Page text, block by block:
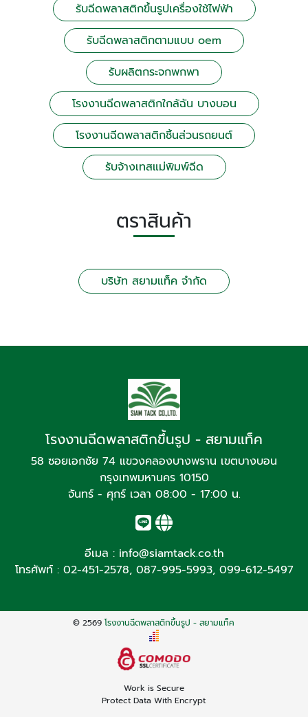
รับฉีดพลาสติกขึ้นรูปเครื่องใช้ไฟฟ้า
รับฉีดพลาสติกตามแบบ oem
รับผลิตกระจกพกพา
โรงงานฉีดพลาสติกใกล้ฉัน บางบอน
โรงงานฉีดพลาสติกชิ้นส่วนรถยนต์
รับจ้างเทสแม่พิมพ์ฉีด
ตราสินค้า
บริษัท สยามแท็ค จำกัด
โรงงานฉีดพลาสติกขึ้นรูป - สยามแท็ค
58 ซอยเอกชัย 74 แขวงคลองบางพราน เขตบางบอน
กรุงเทพมหานคร 10150
จันทร์ - ศุกร์ เวลา 08:00 - 17:00 น.
อีเมล : info@siamtack.co.th
โทรศัพท์ : 02-451-2578, 087-995-5993, 099-612-5497
© 2569โรงงานฉีดพลาสติกขึ้นรูป - สยามแท็ค
Work is Secure
Protect Data With Encrypt